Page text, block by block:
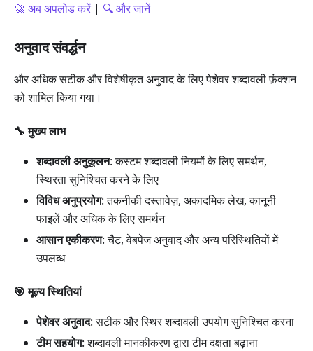
🚀 अब अपलोड करें | 🔍 और जानें
अनुवाद संवर्द्धन
और अधिक सटीक और विशेषीकृत अनुवाद के लिए पेशेवर शब्दावली फ़ंक्शन
को शामिल किया गया।
🔧 मुख्य लाभ
शब्दावली अनुकूलन: कस्टम शब्दावली नियमों के लिए समर्थन,
स्थिरता सुनिश्चित करने के लिए
विविध अनुप्रयोग: तकनीकी दस्तावेज़, अकादमिक लेख, कानूनी
फाइलें और अधिक के लिए समर्थन
आसान एकीकरण: चैट, वेबपेज अनुवाद और अन्य परिस्थितियों में
उपलब्ध
🎯 मूल्य स्थितियां
पेशेवर अनुवाद: सटीक और स्थिर शब्दावली उपयोग सुनिश्चित करना
टीम सहयोग: शब्दावली मानकीकरण द्वारा टीम दक्षता बढ़ाना